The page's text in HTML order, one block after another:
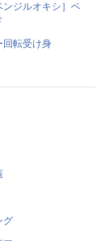
ンジルオキシ］ベ
回転受け身
グ